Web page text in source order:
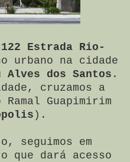
122 Estrada Rio-
urbano na cidade
Alves dos Santos .
cruzamos a
Ramal Guapimirim
).
seguimos em
que dará acesso